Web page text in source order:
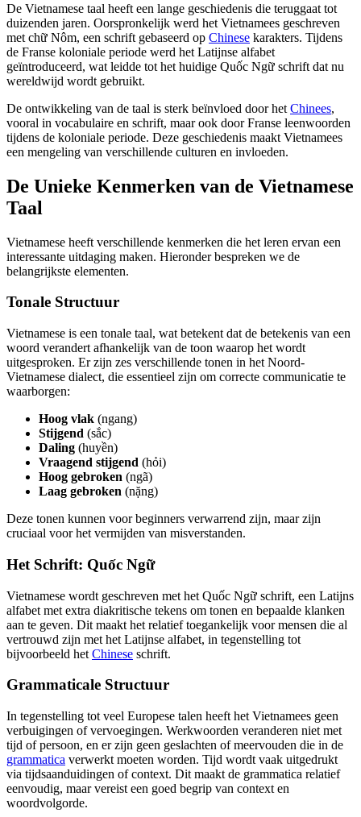
De Vietnamese taal heeft een lange geschiedenis die teruggaat tot
duizenden jaren. Oorspronkelijk werd het Vietnamees geschreven
met chữ Nôm, een schrift gebaseerd op Chinese karakters. Tijdens
de Franse koloniale periode werd het Latijnse alfabet
geïntroduceerd, wat leidde tot het huidige Quốc Ngữ schrift dat nu
wereldwijd wordt gebruikt.
De ontwikkeling van de taal is sterk beïnvloed door het Chinees,
vooral in vocabulaire en schrift, maar ook door Franse leenwoorden
tijdens de koloniale periode. Deze geschiedenis maakt Vietnamees
een mengeling van verschillende culturen en invloeden.
De Unieke Kenmerken van de Vietnamese
Taal
Vietnamese heeft verschillende kenmerken die het leren ervan een
interessante uitdaging maken. Hieronder bespreken we de
belangrijkste elementen.
Tonale Structuur
Vietnamese is een tonale taal, wat betekent dat de betekenis van een
woord verandert afhankelijk van de toon waarop het wordt
uitgesproken. Er zijn zes verschillende tonen in het Noord-
Vietnamese dialect, die essentieel zijn om correcte communicatie te
waarborgen:
Hoog vlak (ngang)
Stijgend (sắc)
Daling (huyền)
Vraagend stijgend (hỏi)
Hoog gebroken (ngã)
Laag gebroken (nặng)
Deze tonen kunnen voor beginners verwarrend zijn, maar zijn
cruciaal voor het vermijden van misverstanden.
Het Schrift: Quốc Ngữ
Vietnamese wordt geschreven met het Quốc Ngữ schrift, een Latijns
alfabet met extra diakritische tekens om tonen en bepaalde klanken
aan te geven. Dit maakt het relatief toegankelijk voor mensen die al
vertrouwd zijn met het Latijnse alfabet, in tegenstelling tot
bijvoorbeeld het Chinese schrift.
Grammaticale Structuur
In tegenstelling tot veel Europese talen heeft het Vietnamees geen
verbuigingen of vervoegingen. Werkwoorden veranderen niet met
tijd of persoon, en er zijn geen geslachten of meervouden die in de
grammatica verwerkt moeten worden. Tijd wordt vaak uitgedrukt
via tijdsaanduidingen of context. Dit maakt de grammatica relatief
eenvoudig, maar vereist een goed begrip van context en
woordvolgorde.